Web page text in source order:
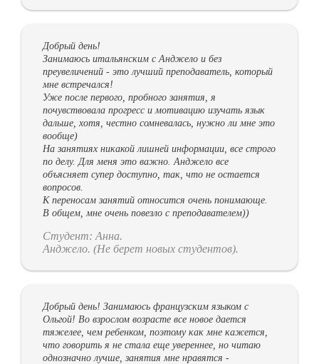
Добрый день!
Занимаюсь итальянским с Анджело и без
преувеличений - это лучший преподаватель, который
мне встречался!
Уже после первого, пробного занятия, я
почувствовала прогресс и мотивацию изучать язык
дальше, хотя, честно сомневалась, нужно ли мне это
вообще)
На занятиях никакой лишней информации, все строго
по делу. Для меня это важно. Анджело все
объясняет супер доступно, так, что не остается
вопросов.
К переносам занятий относится очень понимающе.
В общем, мне очень повезло с преподавателем))
Студент: Анна.
Анджело. (Не берет новых студентов).
Добрый день! Занимаюсь французским языком с
Ольгой! Во взрослом возрасте все новое дается
тяжелее, чем ребенком, поэтому как мне кажется,
что говорить я не стала еще увереннее, но читаю
однозначно лучше, занятия мне нравятся -